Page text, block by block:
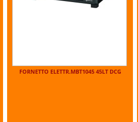
FORNETTO ELETTR.MBT1045 45LT DCG